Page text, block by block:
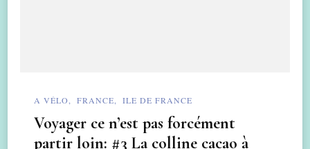
A VÉLO FRANCE ILE DE FRANCE
Voyager ce n’est pas forcément
partir loin: #3 La colline cacao à